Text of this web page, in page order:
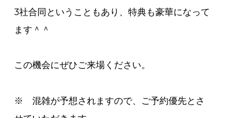
3社合同ということもあり、特典も豪華になって
ます＾＾
この機会にぜひご来場ください。
※ 混雑が予想されますので、ご予約優先とさ